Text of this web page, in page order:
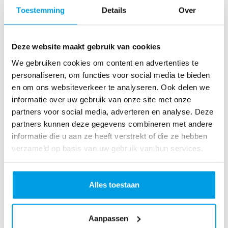
Toestemming Details Over
Deze website maakt gebruik van cookies
We gebruiken cookies om content en advertenties te
personaliseren, om functies voor social media te bieden
en om ons websiteverkeer te analyseren. Ook delen we
informatie over uw gebruik van onze site met onze
partners voor social media, adverteren en analyse. Deze
partners kunnen deze gegevens combineren met andere
informatie die u aan ze heeft verstrekt of die ze hebben
verzameld op basis van uw gebruik van hun services.
Alles toestaan
Aanpassen
as
R
u
n
L
o
ve
Li
fe
R
n
S
n
fo